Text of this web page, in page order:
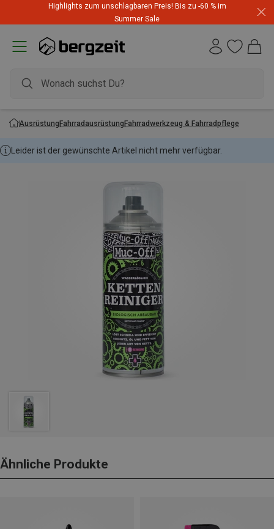
Highlights zum unschlagbaren Preis! Bis zu -60 % im
Summer Sale
AusrüstungFahrradausrüstungFahrradwerkzeug & Fahrradpflege
Leider ist der gewünschte Artikel nicht mehr verfügbar.
Ähnliche Produkte